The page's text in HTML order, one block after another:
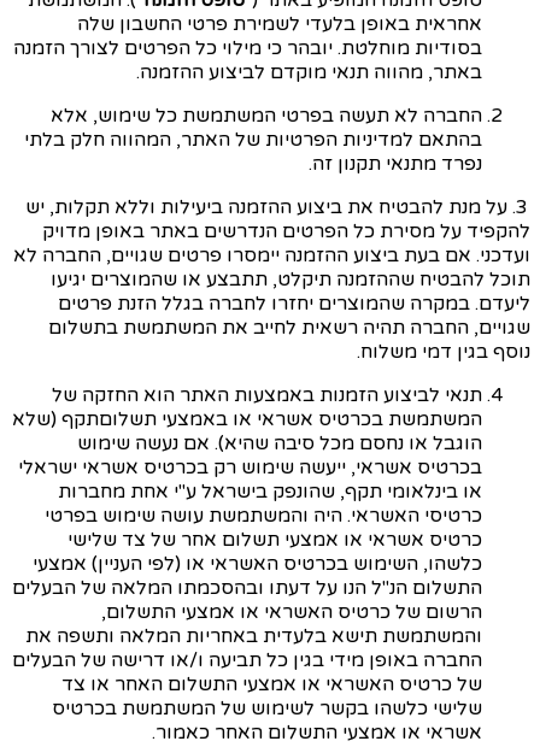
אחראית באופן בלעדי לשמירת פרטי החשבון שלה
בסודיות מוחלטת. יובהר כי מילוי כל הפרטים לצורך הזמנה
באתר, מהווה תנאי מוקדם לביצוע ההזמנה.
החברה לא תעשה בפרטי המשתמשת כל שימוש, אלא
בהתאם למדיניות הפרטיות של האתר, המהווה חלק בלתי
נפרד מתנאי תקנון זה.
3. על מנת להבטיח את ביצוע ההזמנה ביעילות וללא תקלות, יש
להקפיד על מסירת כל הפרטים הנדרשים באתר באופן מדויק
ועדכני. אם בעת ביצוע ההזמנה יימסרו פרטים שגויים, החברה לא
תוכל להבטיח שההזמנה תיקלט, תתבצע או שהמוצרים יגיעו
ליעדם. במקרה שהמוצרים יחזרו לחברה בגלל הזנת פרטים
שגויים, החברה תהיה רשאית לחייב את המשתמשת בתשלום
נוסף בגין דמי משלוח.
תנאי לביצוע הזמנות באמצעות האתר הוא החזקה של
המשתמשת בכרטיס אשראי או באמצעי תשלוםתקף (שלא
הוגבל או נחסם מכל סיבה שהיא). אם נעשה שימוש
בכרטיס אשראי, ייעשה שימוש רק בכרטיס אשראי ישראלי
או בינלאומי תקף, שהונפק בישראל ע"י אחת מחברות
כרטיסי האשראי. היה והמשתמשת עושה שימוש בפרטי
כרטיס אשראי או אמצעי תשלום אחר של צד שלישי
כלשהו, השימוש בכרטיס האשראי או (לפי העניין) אמצעי
התשלום הנ"ל הנו על דעתו ובהסכמתו המלאה של הבעלים
הרשום של כרטיס האשראי או אמצעי התשלום,
והמשתמשת תישא בלעדית באחריות המלאה ותשפה את
החברה באופן מידי בגין כל תביעה ו/או דרישה של הבעלים
של כרטיס האשראי או אמצעי התשלום האחר או צד
שלישי כלשהו בקשר לשימוש של המשתמשת בכרטיס
אשראי או אמצעי התשלום האחר כאמור.